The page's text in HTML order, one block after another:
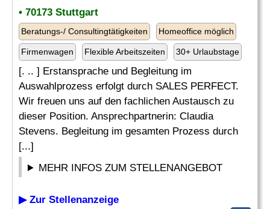
• 70173 Stuttgart
Beratungs-/ Consultingtätigkeiten Homeoffice möglich
Firmenwagen Flexible Arbeitszeiten 30+ Urlaubstage
[. .. ] Erstansprache und Begleitung im
Auswahlprozess erfolgt durch SALES PERFECT.
Wir freuen uns auf den fachlichen Austausch zu
dieser Position. Ansprechpartnerin: Claudia
Stevens. Begleitung im gesamten Prozess durch
[...]
MEHR INFOS ZUM STELLENANGEBOT
▶ Zur Stellenanzeige